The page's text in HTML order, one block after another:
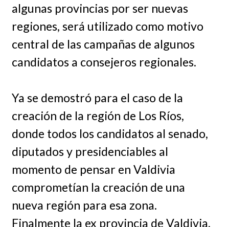
algunas provincias por ser nuevas
regiones, será utilizado como motivo
central de las campañas de algunos
candidatos a consejeros regionales.
Ya se demostró para el caso de la
creación de la región de Los Ríos,
donde todos los candidatos al senado,
diputados y presidenciables al
momento de pensar en Valdivia
comprometían la creación de una
nueva región para esa zona.
Finalmente la ex provincia de Valdivia,